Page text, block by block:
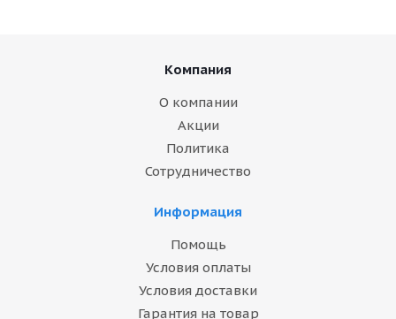
Компания
О компании
Акции
Политика
Сотрудничество
Информация
Помощь
Условия оплаты
Условия доставки
Гарантия на товар